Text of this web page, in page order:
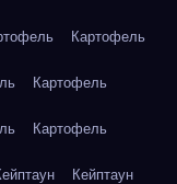
Картофель
Картофель
Картофель
Кейптаун